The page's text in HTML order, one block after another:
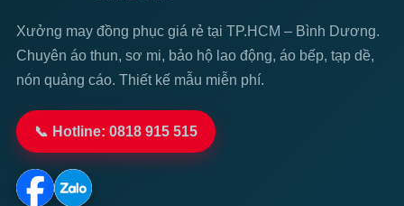
Xưởng may đồng phục giá rẻ tại TP.HCM – Bình Dương.
Chuyên áo thun, sơ mi, bảo hộ lao động, áo bếp, tạp dề,
nón quảng cáo. Thiết kế mẫu miễn phí.
📞 Hotline: 0818 915 515